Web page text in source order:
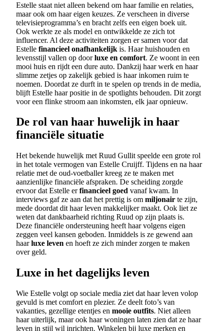
Estelle staat niet alleen bekend om haar familie en relaties,
maar ook om haar eigen keuzes. Ze verscheen in diverse
televisieprogramma’s en bracht zelfs een eigen boek uit.
Ook werkte ze als model en ontwikkelde ze zich tot
influencer. Al deze activiteiten zorgen er samen voor dat
Estelle financieel onafhankelijk is. Haar huishouden en
levensstijl vallen op doorluxe en comfort. Ze woont in een
mooi huis en rijdt een dure auto. Dankzij haar werk en haar
slimme zetjes op zakelijk gebied is haar inkomen ruim te
noemen. Doordat ze durft in te spelen op trends in de media,
blijft Estelle haar positie in de spotlights behouden. Dit zorgt
voor een flinke stroom aan inkomsten, elk jaar opnieuw.
De rol van haar huwelijk in haar
financiële situatie
Het bekende huwelijk met Ruud Gullit speelde een grote rol
in het totale vermogen van Estelle Cruijff. Tijdens en na haar
relatie met de oud-voetballer kreeg ze te maken met
aanzienlijke financiële afspraken. De scheiding zorgde
ervoor dat Estelle erfinancieel goed vanaf kwam. In
interviews gaf ze aan dat het prettig is om miljonair te zijn,
mede doordat dit haar leven makkelijker maakt. Ook liet ze
weten dat dankbaarheid richting Ruud op zijn plaats is.
Deze financiële ondersteuning heeft haar volgens eigen
zeggen veel kansen geboden. Inmiddels is ze gewend aan
haarluxe leven en hoeft ze zich minder zorgen te maken
over geld.
Luxe in het dagelijks leven
Wie Estelle volgt op sociale media ziet dat haar leven volop
gevuld is met comfort en plezier. Ze deelt foto’s van
vakanties, gezellige etentjes en mooie outfits. Niet alleen
haar uiterlijk, maar ook haar woningen laten zien dat ze haar
leven in stijl wil inrichten. Winkelen bij luxe merken en